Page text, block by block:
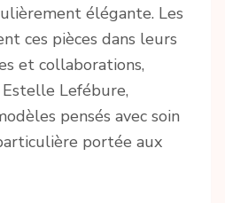
élégante. Les
ces pièces dans leurs
et collaborations,
Lefébure,
pensés avec soin
portée aux